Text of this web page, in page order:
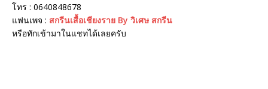
โทร : 0640848678
แฟนเพจ : สกรีนเสื้อเชียงราย By วิเศษ สกรีน
หรือทักเข้ามาในแชทได้เลยครับ